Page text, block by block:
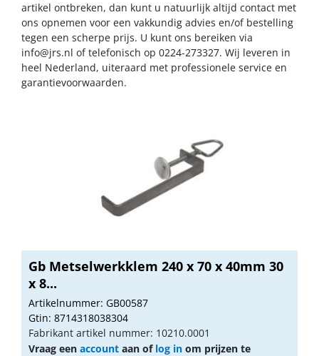
artikel ontbreken, dan kunt u natuurlijk altijd contact met
ons opnemen voor een vakkundig advies en/of bestelling
tegen een scherpe prijs. U kunt ons bereiken via
info@jrs.nl of telefonisch op 0224-273327. Wij leveren in
heel Nederland, uiteraard met professionele service en
garantievoorwaarden.
Gb Metselwerkklem 240 x 70 x 40mm 30
x 8...
Artikelnummer: GB00587
Gtin: 8714318038304
Fabrikant artikel nummer: 10210.0001
Vraag een account aan of log in om prijzen te